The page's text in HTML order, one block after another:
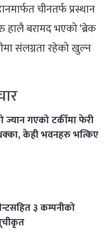
चीनतर्फ प्रस्थान
हालै बरामद भएको ‘ब्रेक
संलग्नता रहेको खुल्न
ज्यान गएको टर्कीमा फेरी
केही भवनहरु भत्किए
३ कम्पनीको